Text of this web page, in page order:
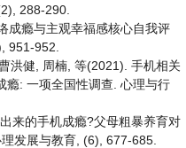
288-290.
成瘾与主观幸福感核心自我评
951-952.
洪健, 周楠, 等(2021). 手机相关
瘾: 一项全国性调查. 心理与行
来的手机成瘾?父母粗暴养育对
发展与教育, (6), 677-685.